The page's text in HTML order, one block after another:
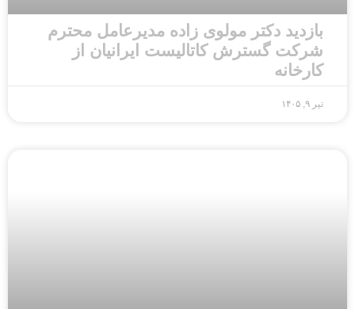
بازدید دکتر مولوی زاده مدیرعامل محترم
شرکت گسترش کاتالیست ایرانیان از
کارخانه
تیر ۹, ۱۴۰۵